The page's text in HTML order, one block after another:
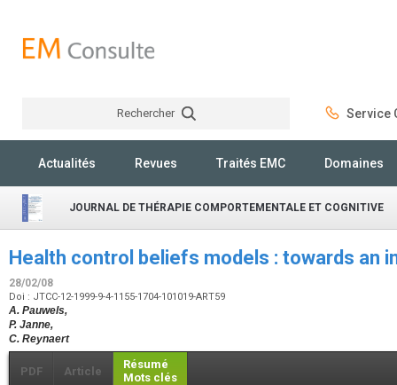
Rechercher Service
Actualités Revues Traités EMC Domaines
JOURNAL DE THÉRAPIE COMPORTEMENTALE ET COGNITIVE
Health control beliefs models : towards an
28/02/08
Doi : JTCC-12-1999-9-4-1155-1704-101019-ART59
A. Pauwels,
P. Janne,
C. Reynaert
PDF Article
Résumé
Mots clés